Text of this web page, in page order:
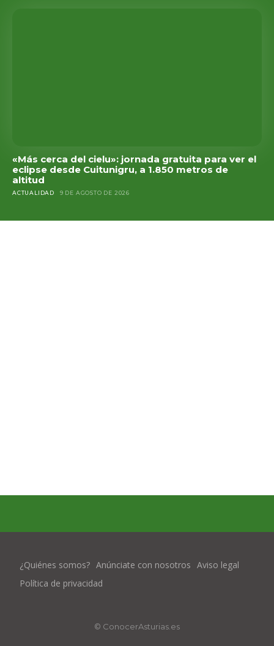
«Más cerca del cielu»: jornada gratuita para ver el
eclipse desde Cuitunigru, a 1.850 metros de
altitud
ACTUALIDAD 9 DE AGOSTO DE 2026
¿Quiénes somos? Anúnciate con nosotros Aviso legal
Política de privacidad
© ConocerAsturias.es